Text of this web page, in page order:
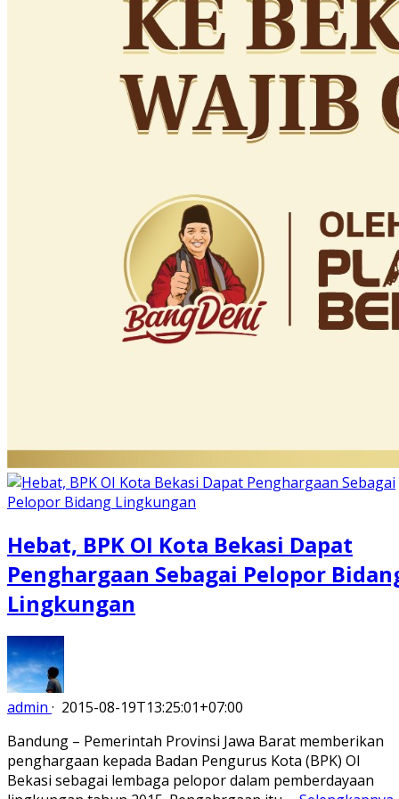
Hebat, BPK OI Kota Bekasi Dapat
Penghargaan Sebagai Pelopor
Lingkungan
admin · 2015-08-19T13:25:01+07:00
Bandung – Pemerintah Provinsi Jawa Barat memberikan
penghargaan kepada Badan Pengurus Kota (BPK) OI
Bekasi sebagai lembaga pelopor dalam pemberdayaan